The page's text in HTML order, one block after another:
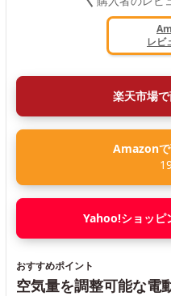
レビ
楽天市場
Amazonで
Yahoo!ショッピ
おすすめポイント
空気量を調整可能な電